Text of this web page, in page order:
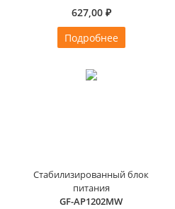
627,00 ₽
Подробнее
Стабилизированный блок
питания
GF-AP1202MW